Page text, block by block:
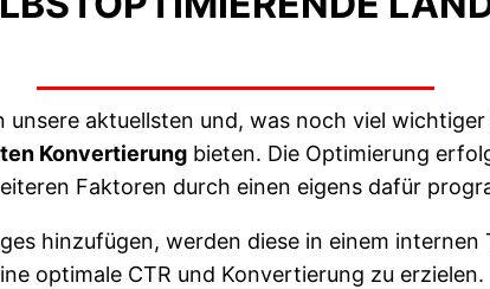
unsere aktuellsten und, was noch viel
Konvertierung bieten. Die Optimierung
Faktoren durch einen eigens dafür
hinzufügen, werden diese in einem internen
optimale CTR und Konvertierung zu erzielen.